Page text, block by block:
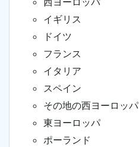
イギリス
ドイツ
フランス
イタリア
スペイン
その地の西ヨーロッパ
東ヨーロッパ
ポーランド